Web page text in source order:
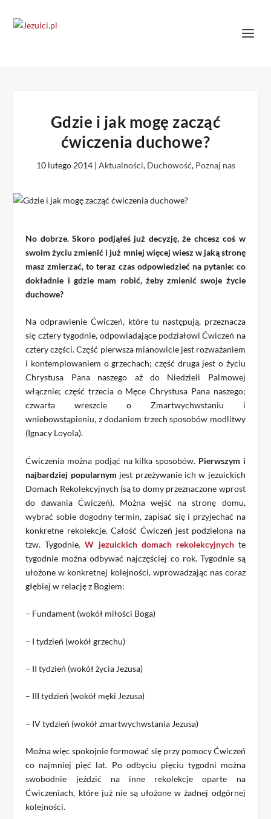
Gdzie i jak mogę zacząć
ćwiczenia duchowe?
10 lutego 2014| Aktualności, Duchowość, Poznaj nas
No dobrze. Skoro podjąłeś już decyzję, że chcesz coś w
swoim życiu zmienić i już mniej więcej wiesz w jaką stronę
masz zmierzać, to teraz czas odpowiedzieć na pytanie: co
dokładnie i gdzie mam robić, żeby zmienić swoje życie
duchowe?
Na odprawienie Ćwiczeń, które tu następują, przeznacza
się cztery tygodnie, odpowiadające podziałowi Ćwiczeń na
cztery części. Część pierwsza mianowicie jest rozważaniem
i kontemplowaniem o grzechach; część druga jest o życiu
Chrystusa Pana naszego aż do Niedzieli Palmowej
włącznie; część trzecia o Męce Chrystusa Pana naszego;
czwarta wreszcie o Zmartwychwstaniu i
wniebowstąpieniu, z dodaniem trzech sposobów modlitwy
(Ignacy Loyola).
Ćwiczenia można podjąć na kilka sposobów. Pierwszym i
najbardziej popularnym jest przeżywanie ich w jezuickich
Domach Rekolekcyjnych (są to domy przeznaczone wprost
do dawania Ćwiczeń). Można wejść na stronę domu,
wybrać sobie dogodny termin, zapisać się i przyjechać na
konkretne rekolekcje. Całość Ćwiczeń jest podzielona na
tzw. Tygodnie.W jezuickich domach rekolekcyjnychte
tygodnie można odbywać najczęściej co rok. Tygodnie są
ułożone w konkretnej kolejności, wprowadzając nas coraz
głębiej w relację z Bogiem:
– Fundament (wokół miłości Boga)
– I tydzień (wokół grzechu)
– II tydzień (wokół życia Jezusa)
– III tydzień (wokół męki Jezusa)
– IV tydzień (wokół zmartwychwstania Jezusa)
Można więc spokojnie formować się przy pomocy Ćwiczeń
co najmniej pięć lat. Po odbyciu pięciu tygodni można
swobodnie jeździć na inne rekolekcje oparte na
Ćwiczeniach, które już nie są ułożone w żadnej odgórnej
kolejności.